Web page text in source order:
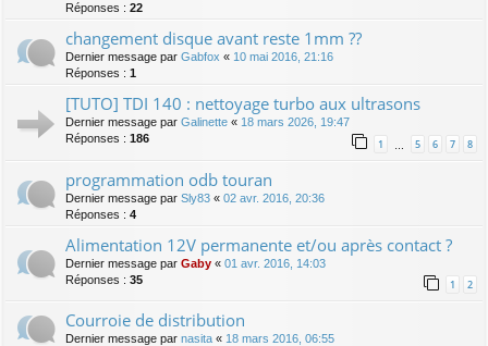
Réponses : 22
changement disque avant reste 1mm ??
Dernier message par Gabfox « 10 mai 2016, 21:16
Réponses : 1
[TUTO] TDI 140 : nettoyage turbo aux ultrasons
Dernier message par Galinette « 18 mars 2026, 19:47
Réponses : 186 1 5 6 7 8
programmation odb touran
Dernier message par Sly83 « 02 avr. 2016, 20:36
Réponses : 4
Alimentation 12V permanente et/ou après contact ?
Dernier message par Gaby « 01 avr. 2016, 14:03
Réponses : 35 1 2
Courroie de distribution
Dernier message par nasita « 18 mars 2016, 06:55